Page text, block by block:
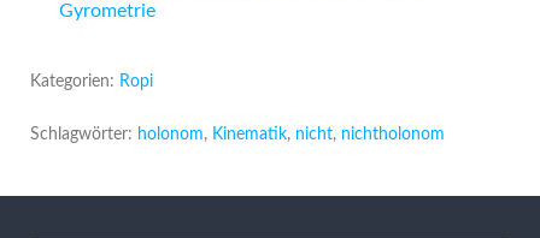
Gyrometrie
Kategorien: Ropi
Schlagwörter: holonom, Kinematik, nicht, nichtholonom